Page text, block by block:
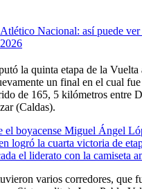
Nacional: así puede ver
la quinta etapa de la
un final en el cual
de 165, 5 kilómetros entre
(Caldas).
el boyacense Miguel Ángel
logró la cuarta victoria de
el liderato con la camiseta
varios corredores, que